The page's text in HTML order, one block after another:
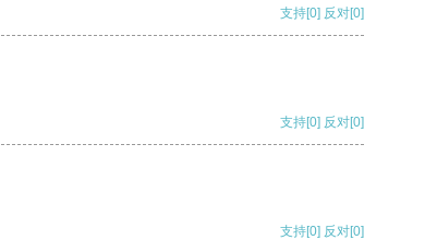
支持[0] 反对[0]
支持[0] 反对[0]
支持[0] 反对[0]